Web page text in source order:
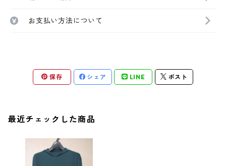
お支払い方法について
保存 シェア LINE ポスト
最近チェックした商品